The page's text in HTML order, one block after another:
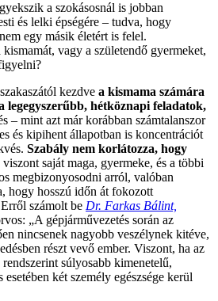
a szokásosnál is jobban
és lelki épségére – tudva, hogy
egy másik életért is felel.
kismamát, vagy a születendő gyermeket,
kezdve a kismama számára
legegyszerűbb, hétköznapi feladatok,
– mint azt már korábban számtalanszor
és kipihent állapotban is koncentrációt
Szabály nem korlátozza, hogy
viszont saját maga, gyermeke, és a többi
megbizonyosodni arról, valóban
hogy hosszú időn át fokozott
számolt be Dr. Farkas Bálint,
„A gépjárművezetés során az
nincsenek nagyobb veszélynek kitéve,
részt vevő ember. Viszont, ha az
súlyosabb kimenetelű,
két személy egészsége kerül